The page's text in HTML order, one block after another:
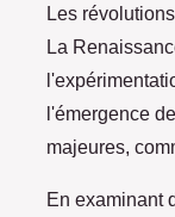
Les
La
l'émergence
majeures,
En examinant